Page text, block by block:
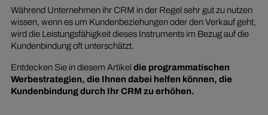
Während Unternehmen ihr CRM in der Regel sehr gut zu nutzen
wissen, wenn es um Kundenbeziehungen oder den Verkauf geht,
wird die Leistungsfähigkeit dieses Instruments im Bezug auf die
Kundenbindung oft unterschätzt.
Entdecken Sie in diesem Artikel die programmatischen
Werbestrategien, die Ihnen dabei helfen können, die
Kundenbindung durch Ihr CRM zu erhöhen.